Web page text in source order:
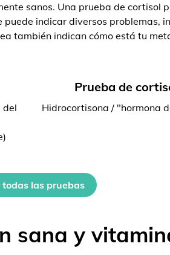
sanos. Una prueba de cortisol
indicar diversos problemas,
también indican cómo está tu
del
Prueba de
Hidrocortisona / "hormona
todas las pruebas
sana y